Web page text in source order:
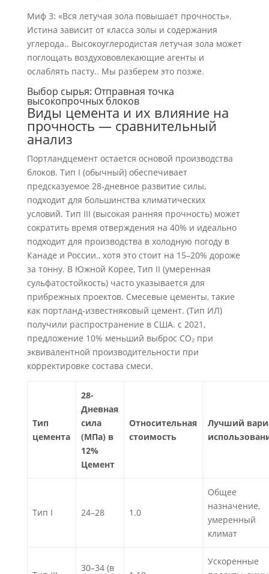
Миф 3: «Вся летучая зола повышает прочность».
Истина зависит от класса золы и содержания
углерода.. Высокоуглеродистая летучая зола может
поглощать воздухововлекающие агенты и
ослаблять пасту.. Мы разберем это позже.
Выбор сырья: Отправная точка
высокопрочных блоков
Виды цемента и их влияние на
прочность — сравнительный
анализ
Портландцемент остается основой производства
блоков. Тип I (обычный) обеспечивает
предсказуемое 28-дневное развитие силы,
подходит для большинства климатических
условий. Тип III (высокая ранняя прочность) может
сократить время отверждения на 40% и идеально
подходит для производства в холодную погоду в
Канаде и России., хотя это стоит на 15–20% дороже
за тонну. В Южной Корее, Тип II (умеренная
сульфатостойкость) часто указывается для
прибрежных проектов. Смесевые цементы, такие
как портланд-известняковый цемент. (Тип ИЛ)
получили распространение в США. с 2021,
предложение 10% меньший выброс CO₂ при
эквивалентной производительности при
корректировке состава смеси.
Тип
цемента
28-
Дневная
сила
(МПа) в
12%
Цемент
Относительная
стоимость
Лучший
Тип I 24–28 1.0
Общее
назначение,
умеренный
климат
30–34 (в
Ускоренные